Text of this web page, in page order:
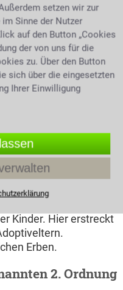
Verstorbenen
erst, wenn ihre
zum Erblasser,
wird nicht mehr
und unehelichen
wird diese
Bundesländern für
vor dem 01.07.1949
adoptierte
wie die leiblichen
Kinder. Hier erstreckt
Erben.
2. Ordnung
setzen wir zur
Sinne der Nutzer
auf den Button „Cookies
der von uns für die
zu. Über den Button
sich über die eingesetzten
Ihrer Einwilligung